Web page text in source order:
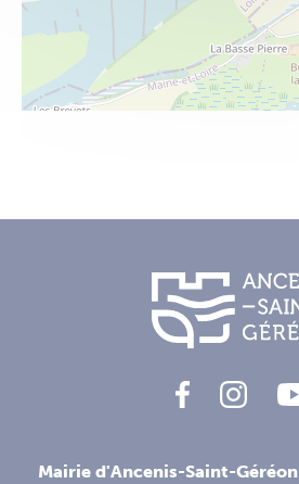
Mairie d'Ancenis-Saint-Géréon